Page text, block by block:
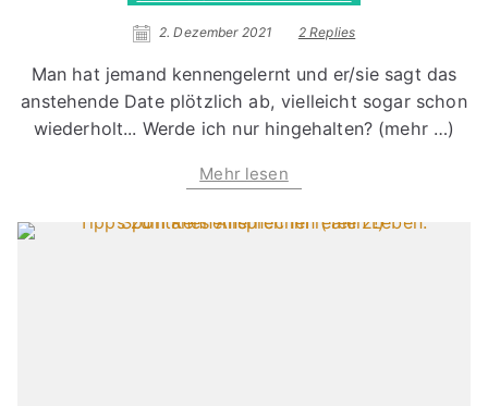
2. Dezember 2021 2 Replies
Man hat jemand kennengelernt und er/sie sagt das
anstehende Date plötzlich ab, vielleicht sogar schon
wiederholt... Werde ich nur hingehalten? (mehr …)
Mehr lesen